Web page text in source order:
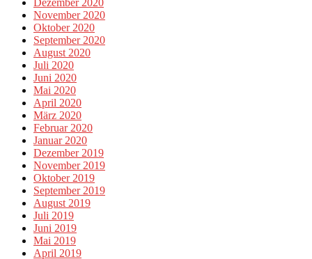
Dezember 2020
November 2020
Oktober 2020
September 2020
August 2020
Juli 2020
Juni 2020
Mai 2020
April 2020
März 2020
Februar 2020
Januar 2020
Dezember 2019
November 2019
Oktober 2019
September 2019
August 2019
Juli 2019
Juni 2019
Mai 2019
April 2019